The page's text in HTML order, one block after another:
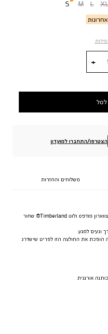
S M L
לסל
הצטרפו/התחברו למועדון
משלוחים והחזרות
חולצת פולו בסגנון ספורט אלגנטי, בשילוב צווארון מודפס ולוגו Timberland® שחור
הופכת את החולצה הזו לפריט שישדרג
אורגנית